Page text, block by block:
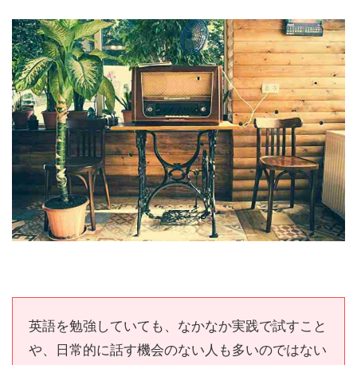
英語を勉強していても、なかなか実践で試すこと
や、日常的に話す機会のない人も多いのではない